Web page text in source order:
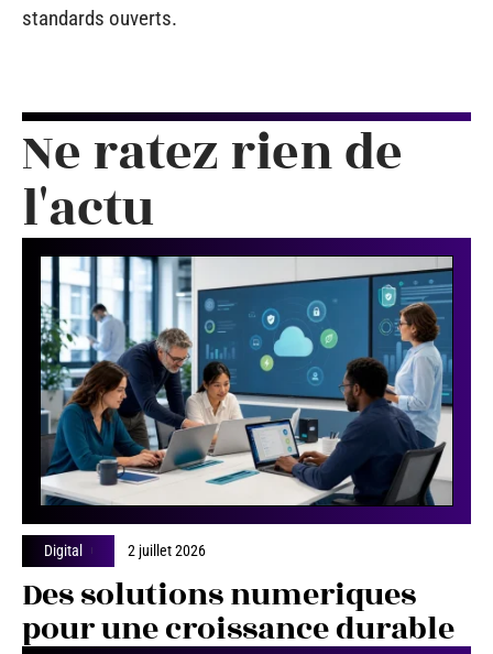
standards ouverts.
Ne ratez rien de
l'actu
Digital 2 juillet 2026
Des solutions numeriques
pour une croissance durable